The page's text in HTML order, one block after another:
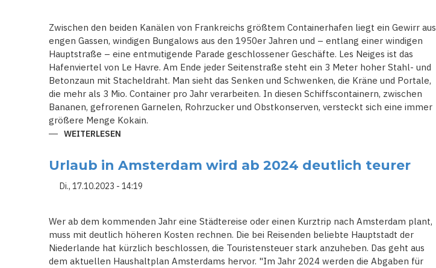
IE O
PIUMGEWINNUNG
Zwischen den beiden Kanälen von Frankreichs größtem Containerhafen liegt ein Gewirr aus
engen Gassen, windigen Bungalows aus den 1950er Jahren und – entlang einer windigen
Hauptstraße – eine entmutigende Parade geschlossener Geschäfte. Les Neiges ist das
Hafenviertel von Le Havre. Am Ende jeder Seitenstraße steht ein 3 Meter hoher Stahl- und
Betonzaun mit Stacheldraht. Man sieht das Senken und Schwenken, die Kräne und Portale,
die mehr als 3 Mio. Container pro Jahr verarbeiten. In diesen Schiffscontainern, zwischen
Bananen, gefrorenen Garnelen, Rohrzucker und Obstkonserven, versteckt sich eine immer
größere Menge Kokain.
WEITERLESEN
KOMMT
IMMER
EUROPAS
WACHSENDER
Urlaub in Amsterdam wird ab 2024 deutlich teurer
Di., 17.10.2023 - 14:19
Wer ab dem kommenden Jahr eine Städtereise oder einen Kurztrip nach Amsterdam plant,
muss mit deutlich höheren Kosten rechnen. Die bei Reisenden beliebte Hauptstadt der
Niederlande hat kürzlich beschlossen, die Touristensteuer stark anzuheben. Das geht aus
dem aktuellen Haushaltplan Amsterdams hervor. "Im Jahr 2024 werden die Abgaben für